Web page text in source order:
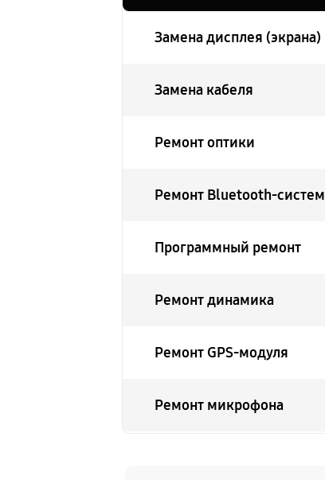
Замена дисплея (экрана)
Замена кабеля
Ремонт оптики
Ремонт Bluetooth-систем
Программный ремонт
Ремонт динамика
Ремонт GPS-модуля
Ремонт микрофона